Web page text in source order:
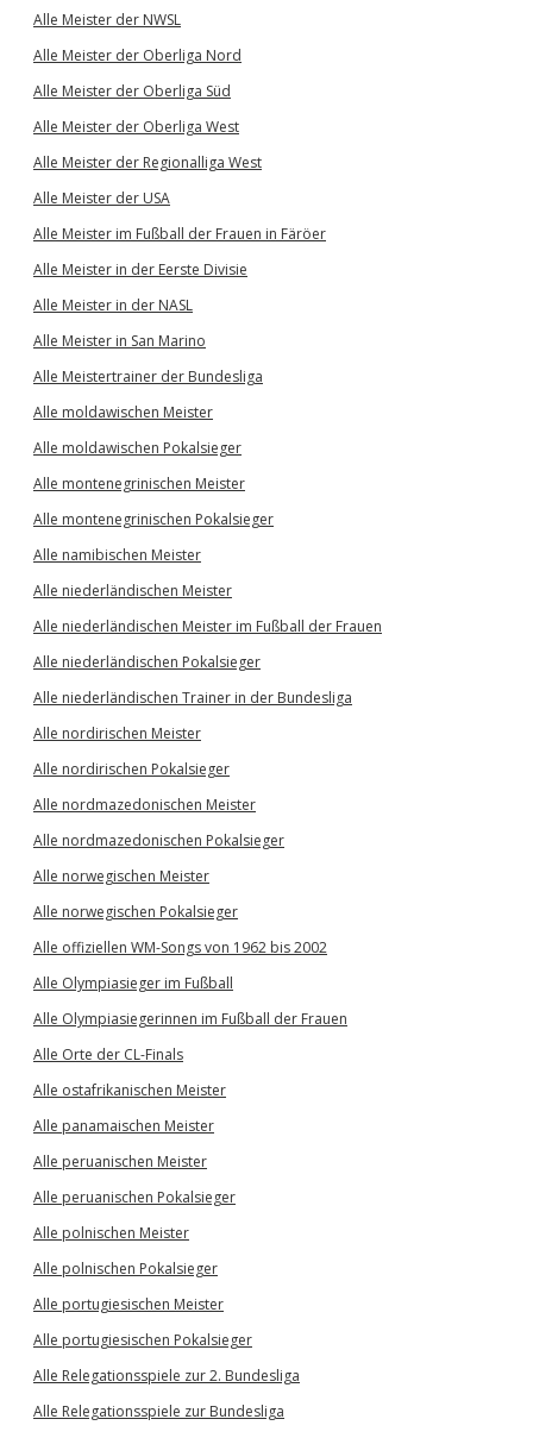
Alle Meister der NWSL
Alle Meister der Oberliga Nord
Alle Meister der Oberliga Süd
Alle Meister der Oberliga West
Alle Meister der Regionalliga West
Alle Meister der USA
Alle Meister im Fußball der Frauen in Färöer
Alle Meister in der Eerste Divisie
Alle Meister in der NASL
Alle Meister in San Marino
Alle Meistertrainer der Bundesliga
Alle moldawischen Meister
Alle moldawischen Pokalsieger
Alle montenegrinischen Meister
Alle montenegrinischen Pokalsieger
Alle namibischen Meister
Alle niederländischen Meister
Alle niederländischen Meister im Fußball der Frauen
Alle niederländischen Pokalsieger
Alle niederländischen Trainer in der Bundesliga
Alle nordirischen Meister
Alle nordirischen Pokalsieger
Alle nordmazedonischen Meister
Alle nordmazedonischen Pokalsieger
Alle norwegischen Meister
Alle norwegischen Pokalsieger
Alle offiziellen WM-Songs von 1962 bis 2002
Alle Olympiasieger im Fußball
Alle Olympiasiegerinnen im Fußball der Frauen
Alle Orte der CL-Finals
Alle ostafrikanischen Meister
Alle panamaischen Meister
Alle peruanischen Meister
Alle peruanischen Pokalsieger
Alle polnischen Meister
Alle polnischen Pokalsieger
Alle portugiesischen Meister
Alle portugiesischen Pokalsieger
Alle Relegationsspiele zur 2. Bundesliga
Alle Relegationsspiele zur Bundesliga